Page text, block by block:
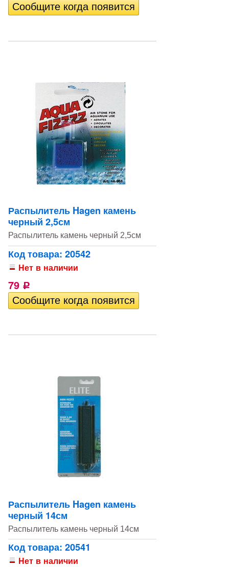
Распылитель Hagen камень
черный 2,5см
Распылитель камень черный 2,5см
Код товара: 20542
Нет в наличии
79 Р
Распылитель Hagen камень
черный 14см
Распылитель камень черный 14см
Код товара: 20541
Нет в наличии